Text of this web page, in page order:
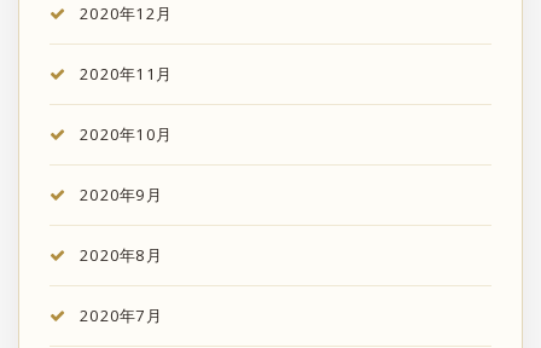
2020年12月
2020年11月
2020年10月
2020年9月
2020年8月
2020年7月